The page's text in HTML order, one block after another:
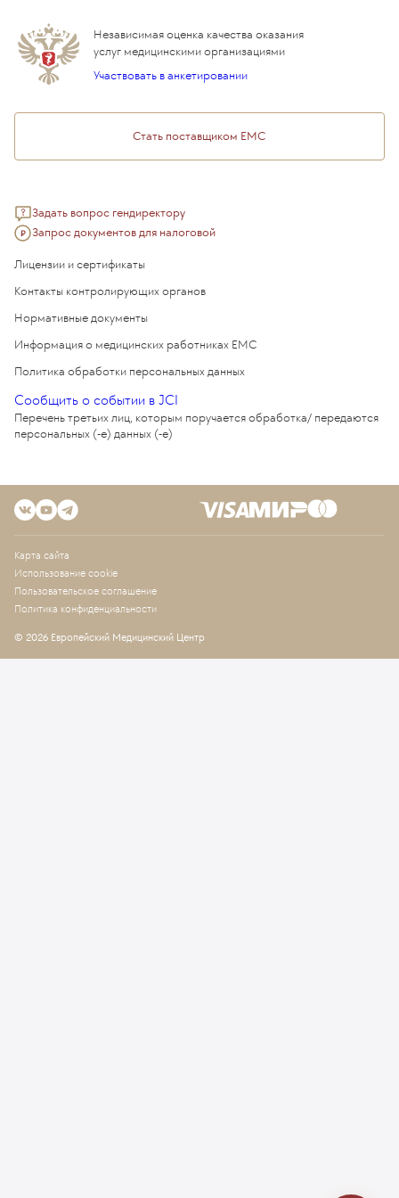
Прайс-лист
Подарочный сертификат EMC
Программы привилегий
Стать поставщиком ЕМС
Задать вопрос гендиректору
Запрос документов для налоговой
Независимая оценка качества оказания
услуг медицинскими организациями
Участвовать в анкетировании
Лицензии и сертификаты
Контакты контролирующих органов
Нормативные документы
Информация о медицинских работниках EMC
Политика обработки персональных данных
Сообщить о событии в JCI
Перечень третьих лиц, которым поручается обработка/ передаются
персональных (-е) данных (-е)
Карта сайта
Использование cookie
Пользовательское соглашение
Политика конфиденциальности
© 2026 Европейский Медицинский Центр